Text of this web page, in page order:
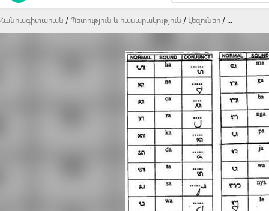
Հանրագիտարան Պետություն և հասարակություն Լեզուներ ...